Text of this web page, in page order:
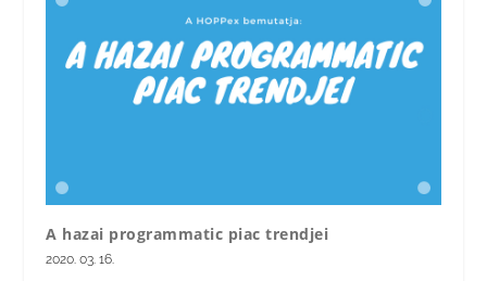
A hazai programmatic piac trendjei
2020. 03. 16.